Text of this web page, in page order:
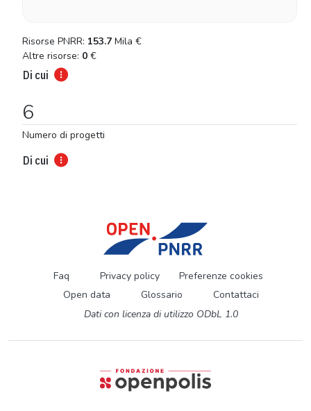
Risorse PNRR: 153.7 Mila €
Altre risorse: 0 €
Di cui
6
Numero di progetti
Di cui
Faq Privacy policy
Preferenze cookies
Open data
Glossario
Contattaci
Dati con licenza di utilizzo ODbL 1.0